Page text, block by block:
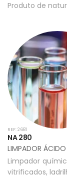
Produto de
REF: 2681
NA 280
LIMPADOR
Limpador
vitrificados,